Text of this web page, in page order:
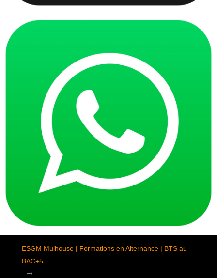
ESGM Mulhouse | Formations en Alternance | BTS au
BAC+5
$